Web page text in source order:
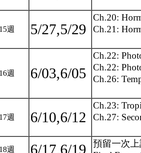
週 5/27,5/29
Ch.20:
Ch.21:
週 6/03,6/05
Ch.22:
Ch.22:
Ch.26:
週 6/10,6/12
Ch.23:
Ch.27:
週 6/17,6/19
預留一次